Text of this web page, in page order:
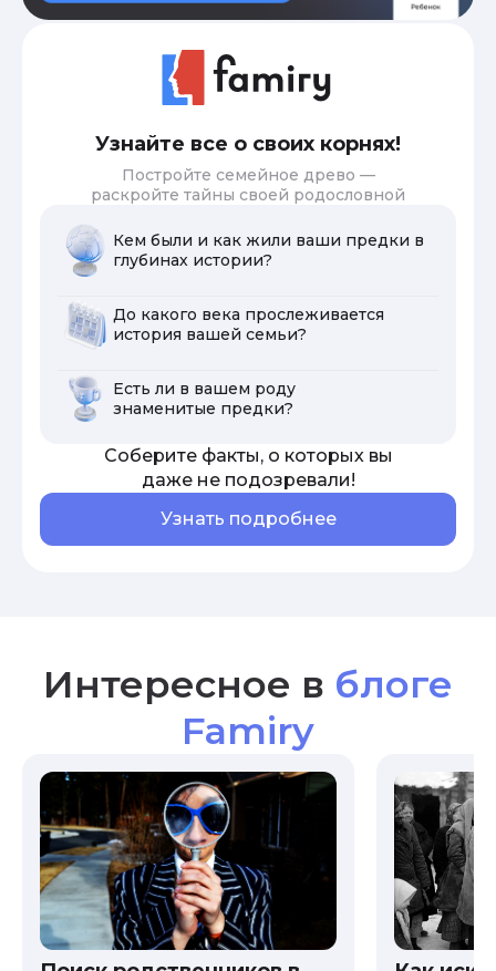
Узнайте все о своих корнях!
Постройте семейное древо —
раскройте тайны своей родословной
Кем были и как жили ваши предки в
глубинах истории?
До какого века прослеживается
история вашей семьи?
Есть ли в вашем роду
знаменитые предки?
Соберите факты, о которых вы
даже не подозревали!
Узнать подробнее
Интересное в блоге
Famiry